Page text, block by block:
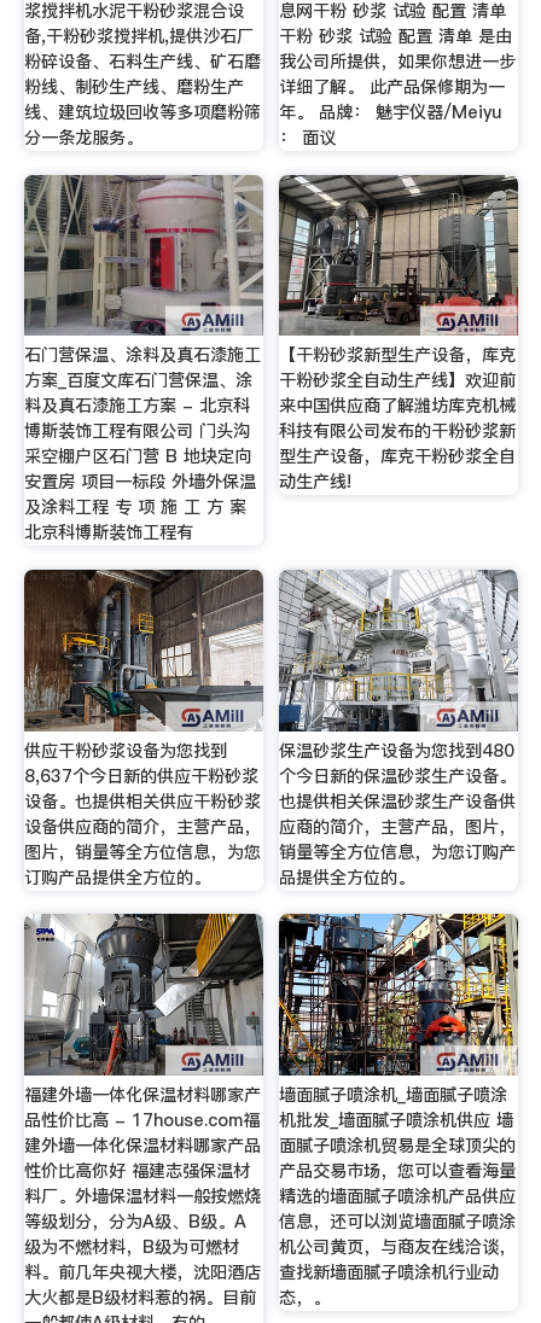
浆搅拌机水泥干粉砂浆混合设
备,干粉砂浆搅拌机,提供沙石厂
粉碎设备、石料生产线、矿石磨
粉线、制砂生产线、磨粉生产
线、建筑垃圾回收等多项磨粉筛
分一条龙服务。
息网干粉 砂浆 试验 配置 清单
干粉 砂浆 试验 配置 清单 是由
我公司所提供，如果你想进一步
详细了解。 此产品保修期为一
年。 品牌： 魅宇仪器/Meiyu
： 面议
石门营保温、涂料及真石漆施工
方案_百度文库石门营保温、涂
料及真石漆施工方案 - 北京科
博斯装饰工程有限公司 门头沟
采空棚户区石门营 B 地块定向
安置房 项目一标段 外墙外保温
及涂料工程 专 项 施 工 方 案
北京科博斯装饰工程有
【干粉砂浆新型生产设备，库克
干粉砂浆全自动生产线】欢迎前
来中国供应商了解潍坊库克机械
科技有限公司发布的干粉砂浆新
型生产设备，库克干粉砂浆全自
动生产线!
供应干粉砂浆设备为您找到
8,637个今日新的供应干粉砂浆
设备。也提供相关供应干粉砂浆
设备供应商的简介，主营产品，
图片，销量等全方位信息，为您
订购产品提供全方位的。
保温砂浆生产设备为您找到480
个今日新的保温砂浆生产设备。
也提供相关保温砂浆生产设备供
应商的简介，主营产品，图片，
销量等全方位信息，为您订购产
品提供全方位的。
福建外墙一体化保温材料哪家产
品性价比高 - 17house.com福
建外墙一体化保温材料哪家产品
性价比高你好 福建志强保温材
料厂。外墙保温材料一般按燃烧
等级划分，分为A级、B级。A
级为不燃材料，B级为可燃材
料。前几年央视大楼，沈阳酒店
大火都是B级材料惹的祸。目前
墙面腻子喷涂机_墙面腻子喷涂
机批发_墙面腻子喷涂机供应 墙
面腻子喷涂机贸易是全球顶尖的
产品交易市场，您可以查看海量
精选的墙面腻子喷涂机产品供应
信息，还可以浏览墙面腻子喷涂
机公司黄页，与商友在线洽谈，
查找新墙面腻子喷涂机行业动
态，。